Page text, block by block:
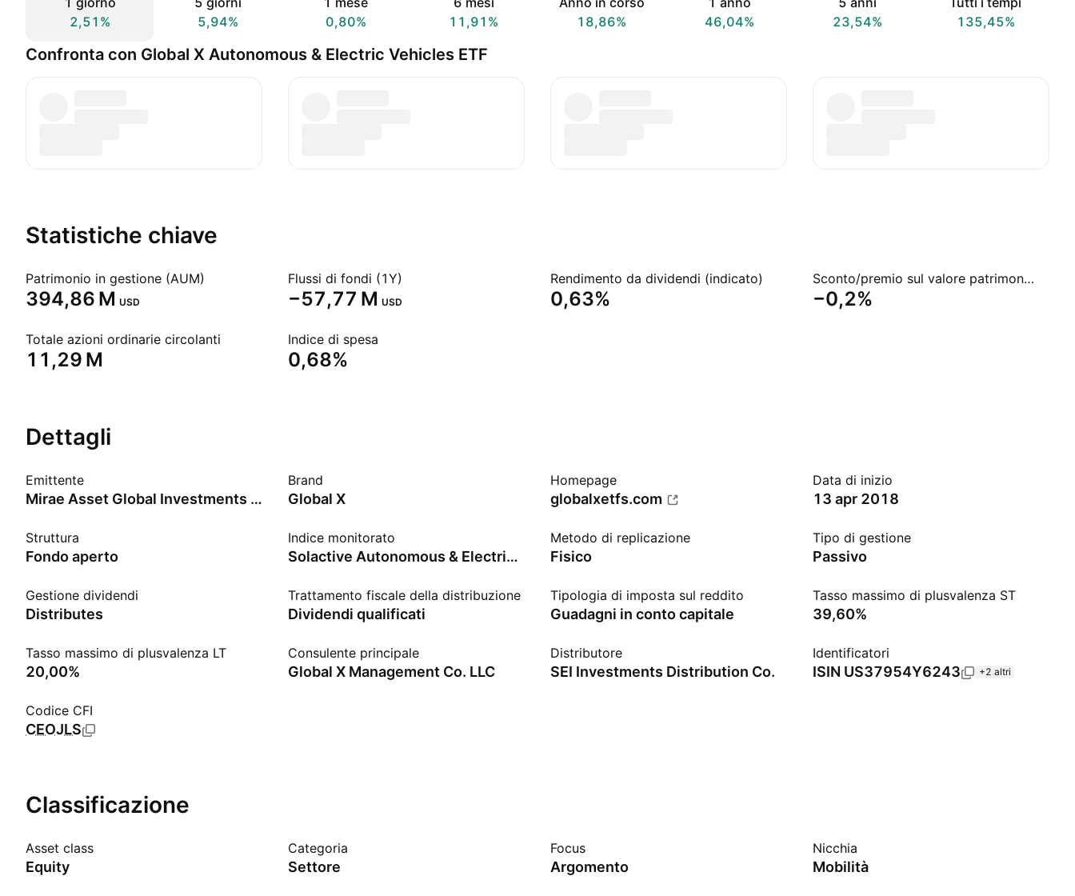
2,51%
5,94%
0,80%
11,91%
18,86%
46,04%
23,54%
135,45%
Confronta con Global X Autonomous & Electric Vehicles ETF
Statistiche chiave
Patrimonio in gestione (AUM)
‪394,86 M‬ USD
Flussi di fondi (1Y)
‪−57,77 M‬ USD
Rendimento da dividendi (indicato)
0,63%
Sconto/premio sul valore patrimoniale netto
−0,2%
Totale azioni ordinarie circolanti
‪11,29 M‬
Indice di spesa
0,68%
Dettagli
Emittente
Mirae Asset Global Investments Co., Ltd.
Brand
Global X
Homepage
globalxetfs.com
Data di inizio
13 apr 2018
Struttura
Fondo aperto
Indice monitorato
Solactive Autonomous & Electric Vehicles Index
Metodo di replicazione
Fisico
Tipo di gestione
Passivo
Gestione dividendi
Distributes
Trattamento fiscale della distribuzione
Dividendi qualificati
Tipologia di imposta sul reddito
Guadagni in conto capitale
Tasso massimo di plusvalenza ST
39,60%
Tasso massimo di plusvalenza LT
20,00%
Consulente principale
Global X Management Co. LLC
Distributore
SEI Investments Distribution Co.
Identificatori
ISIN US37954Y6243 +2 altri
Codice CFI
CEOJLS
Classificazione
Asset class
Equity
Categoria
Settore
Focus
Argomento
Nicchia
Mobilità